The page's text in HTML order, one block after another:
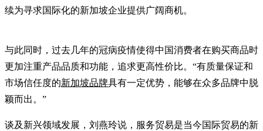
续为寻求国际化的新加坡企业提供广阔商机。
与此同时，过去几年的冠病疫情使得中国消费者在购买商品时
更加注重产品品质和功能，追求更高性价比。“有质量保证和
市场信任度的新加坡品牌具有一定优势，能够在众多品牌中脱
颖而出。”
谈及新兴领域发展，刘燕玲说，服务贸易是当今国际贸易的新